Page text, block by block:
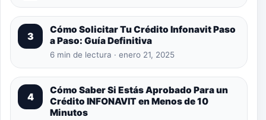
3
Cómo Solicitar Tu Crédito Infonavit Paso
a Paso: Guía Definitiva
6 min de lectura · enero 21, 2025
4
Cómo Saber Si Estás Aprobado Para un
Crédito INFONAVIT en Menos de 10
Minutos